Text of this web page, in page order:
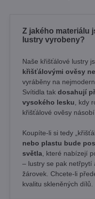
Z jakého materiálu
lustry vyrobeny?
Naše křišťálové lustry
křišťálovými ověsy
vyráběny na
Svítidla tak dosahují
vysokého lesku , kdy
křišťálové ověsy násobí
Koupíte-li si tedy
nebo plastu bude
světla , které nabízejí
– lustry se pak netřpytí
žárovek. Chcete-li
kvalitu skleněných dílů.